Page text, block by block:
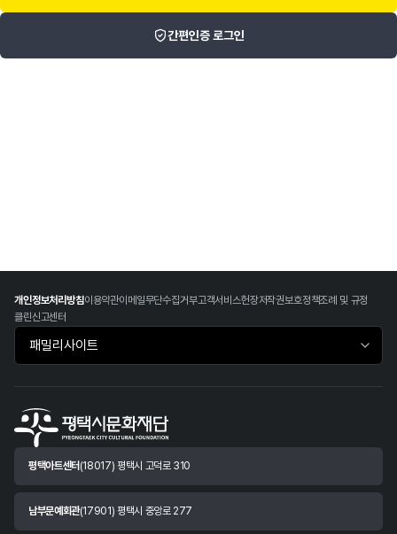
간편인증 로그인
개인정보처리방침이용약관이메일무단수집거부고객서비스헌장저작권보호정책조례 및 규정
클린신고센터
패밀리사이트 바로가기
평택아트센터 (18017) 평택시 고덕로 310
남부문예회관(17901) 평택시 중앙로 277